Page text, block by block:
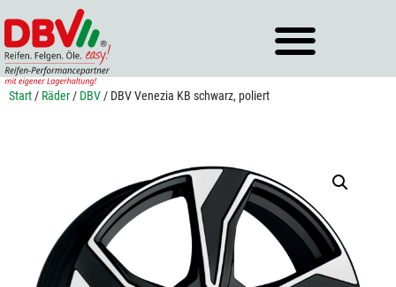
Zum
Inhalt
springen
Start / Räder / DBV / DBV Venezia KB schwarz, poliert